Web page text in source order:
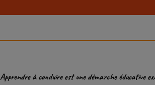
Apprendre à conduire est une démarche éducative